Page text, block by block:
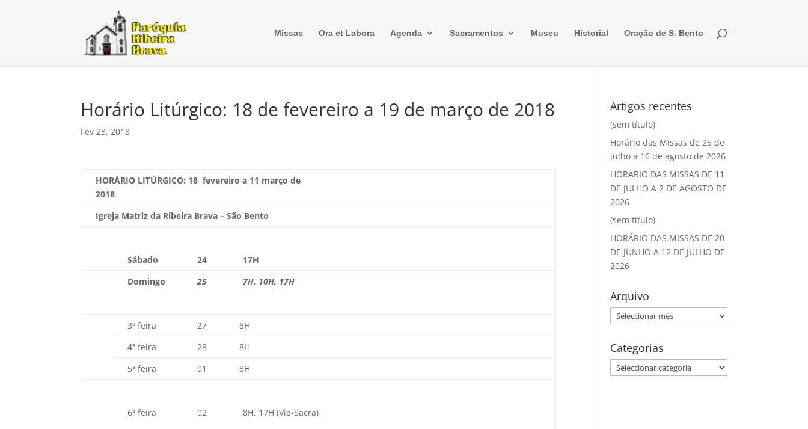
Missas Ora et Labora Agenda Sacramentos Museu Historial Oração de S. Bento
Horário Litúrgico: 18 de fevereiro a 19 de março de 2018
Fev 23, 2018
HORÁRIO LITÚRGICO: 18 fevereiro a 11 março de
2018
Igreja Matriz da Ribeira Brava – São Bento
Sábado 24
17H
Domingo
25 7H, 10H, 17H
3ª feira 27
8H
4ª feira
28
8H
5ª feira
01 8H
6ª feira 02 8H, 17H (Via-Sacra)
Artigos recentes
(sem título)
Horário das Missas de 25 de
julho a 16 de agosto de 2026
HORÁRIO DAS MISSAS DE 11
DE JULHO A 2 DE AGOSTO DE
2026
(sem título)
HORÁRIO DAS MISSAS DE 20
DE JUNHO A 12 DE JULHO DE
2026
Arquivo
Arquivo
Categorias
Categorias